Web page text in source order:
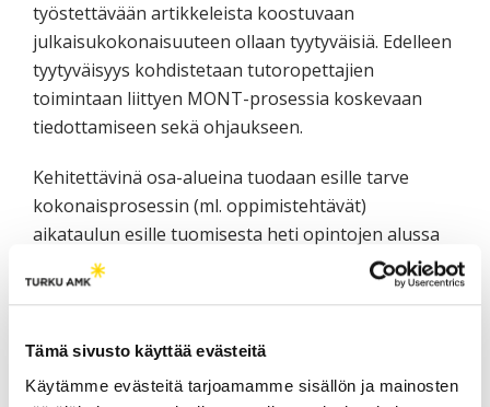
Tämä sivusto käyttää evästeitä
Käytämme evästeitä tarjoamamme sisällön ja mainosten
työstettävään artikkeleista koostuvaan
julkaisukokonaisuuteen ollaan tyytyväisiä. Edelleen
tyytyväisyys kohdistetaan tutoropettajien
toimintaan liittyen MONT-prosessia koskevaan
tiedottamiseen sekä ohjaukseen.
Kehitettävinä osa-alueina tuodaan esille tarve
kokonaisprosessin (ml. oppimistehtävät)
aikataulun esille tuomisesta heti opintojen alussa
sekä pidemmästä aikaresurssitarpeesta koskien
MONT-pienryhmien ja opinnäytetyön aiheen
opinnäytetyöhön liittyvät tehtävät ja